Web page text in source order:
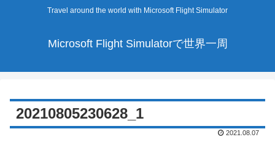
Travel around the world with Microsoft Flight Simulator
Microsoft Flight Simulatorで世界一周
20210805230628_1
2021.08.07